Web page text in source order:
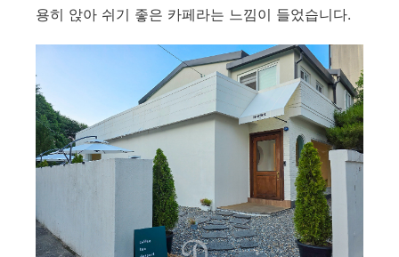
용히 앉아 쉬기 좋은 카페라는 느낌이 들었습니다.